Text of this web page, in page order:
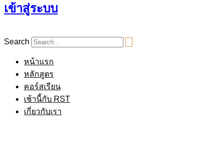
เข้าสู่ระบบ
Search
หน้าแรก
หลักสูตร
คอร์สเรียน
เช้านี้กับ RST
เกี่ยวกับเรา